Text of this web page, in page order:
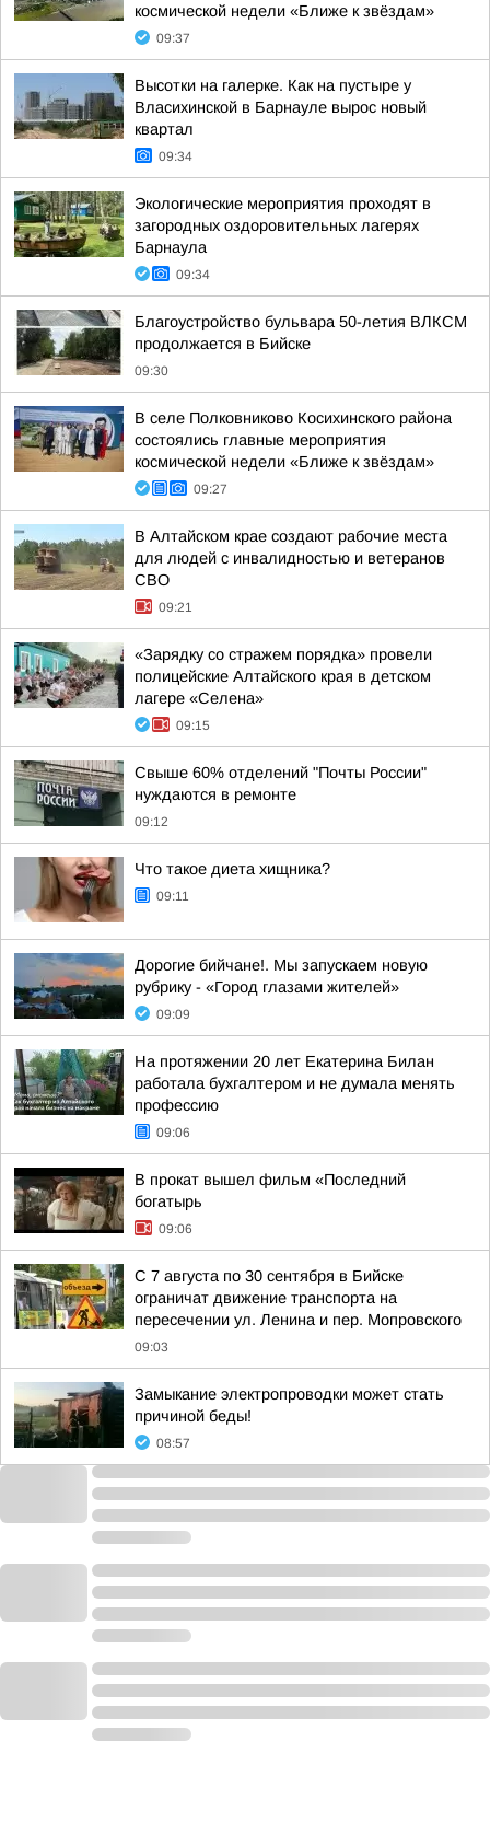
космической недели «Ближе к звёздам»
09:37
Высотки на галерке. Как на пустыре у
Власихинской в Барнауле вырос новый
квартал
09:34
Экологические мероприятия проходят в
загородных оздоровительных лагерях
Барнаула
09:34
Благоустройство бульвара 50-летия ВЛКСМ
продолжается в Бийске
09:30
В селе Полковниково Косихинского района
состоялись главные мероприятия
космической недели «Ближе к звёздам»
09:27
В Алтайском крае создают рабочие места
для людей с инвалидностью и ветеранов
СВО
09:21
«Зарядку со стражем порядка» провели
полицейские Алтайского края в детском
лагере «Селена»
09:15
Свыше 60% отделений "Почты России"
нуждаются в ремонте
09:12
Что такое диета хищника?
09:11
Дорогие бийчане!. Мы запускаем новую
рубрику - «Город глазами жителей»
09:09
На протяжении 20 лет Екатерина Билан
работала бухгалтером и не думала менять
профессию
09:06
В прокат вышел фильм «Последний
богатырь
09:06
С 7 августа по 30 сентября в Бийске
ограничат движение транспорта на
пересечении ул. Ленина и пер. Мопровского
09:03
Замыкание электропроводки может стать
причиной беды!
08:57